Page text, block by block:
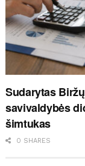
Sudarytas
savivaldybės
šimtukas
0 SHARES